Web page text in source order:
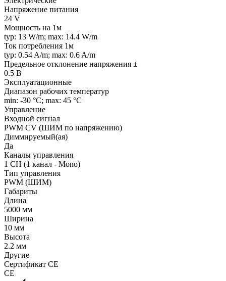
Напряжение питания
24 V
Мощность на 1м
typ: 13 W/m; max: 14.4 W/m
Ток потребления 1м
typ: 0.54 A/m; max: 0.6 A/m
Предельное отклонение напряжения ±
0.5 В
Эксплуатационные
Диапазон рабочих температур
min: -30 °C; max: 45 °C
Управление
Входной сигнал
PWM СV (ШИМ по напряжению)
Диммируемый(ая)
Да
Каналы управления
1 CH (1 канал - Mono)
Тип управления
PWM (ШИМ)
Габариты
Длина
5000 мм
Ширина
10 мм
Высота
2.2 мм
Другие
Сертификат CE
CE